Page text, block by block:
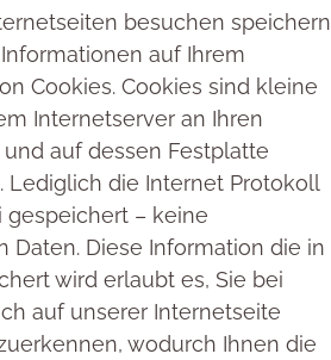
besuchen speichern
auf Ihrem
Cookies. Cookies sind kleine
Internetserver an Ihren
auf dessen Festplatte
Lediglich die Internet Protokoll
gespeichert – keine
Daten. Diese Information die in
wird erlaubt es, Sie bei
auf unserer Internetseite
wodurch Ihnen die